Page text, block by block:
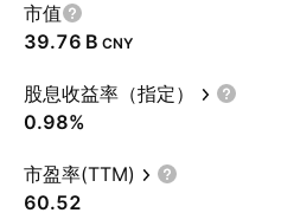
市值
‪39.76 B‬ CNY
股息收益率（指定）
0.98%
市盈率(TTM)
60.52